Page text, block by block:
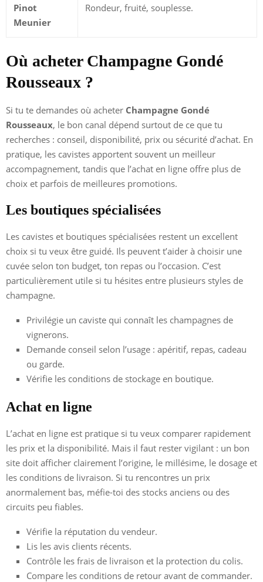
Pinot
Meunier
Rondeur, fruité, souplesse.
Où acheter Champagne Gondé
Rousseaux ?
Si tu te demandes où acheter Champagne Gondé
Rousseaux, le bon canal dépend surtout de ce que tu
recherches : conseil, disponibilité, prix ou sécurité d’achat. En
pratique, les cavistes apportent souvent un meilleur
accompagnement, tandis que l’achat en ligne offre plus de
choix et parfois de meilleures promotions.
Les boutiques spécialisées
Les cavistes et boutiques spécialisées restent un excellent
choix si tu veux être guidé. Ils peuvent t’aider à choisir une
cuvée selon ton budget, ton repas ou l’occasion. C’est
particulièrement utile si tu hésites entre plusieurs styles de
champagne.
Privilégie un caviste qui connaît les champagnes de
vignerons.
Demande conseil selon l’usage : apéritif, repas, cadeau
ou garde.
Vérifie les conditions de stockage en boutique.
Achat en ligne
L’achat en ligne est pratique si tu veux comparer rapidement
les prix et la disponibilité. Mais il faut rester vigilant : un bon
site doit afficher clairement l’origine, le millésime, le dosage et
les conditions de livraison. Si tu rencontres un prix
anormalement bas, méfie-toi des stocks anciens ou des
circuits peu fiables.
Vérifie la réputation du vendeur.
Lis les avis clients récents.
Contrôle les frais de livraison et la protection du colis.
Compare les conditions de retour avant de commander.